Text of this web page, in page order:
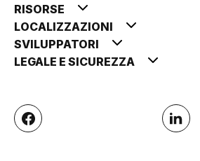
RISORSE
LOCALIZZAZIONI
SVILUPPATORI
LEGALE E SICUREZZA